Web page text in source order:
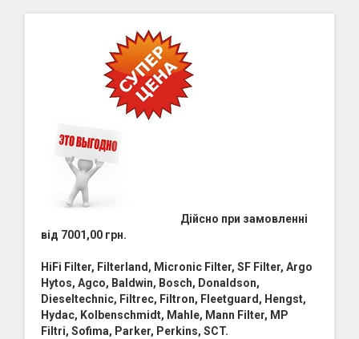
Дійсно при замовленні
від 7001,00 грн.
HiFi Filter, Filterland, Micronic Filter, SF Filter, Argo
Hytos, Agco, Baldwin, Bosch, Donaldson,
Dieseltechnic, Filtrec, Filtron, Fleetguard, Hengst,
Hydac, Kolbenschmidt, Mahle, Mann Filter, MP
Filtri, Sofima, Parker, Perkins, SCT.